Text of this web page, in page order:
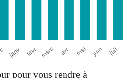
pour vous rendre à